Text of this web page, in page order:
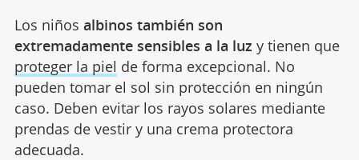
Los niños albinos también son
extremadamente sensibles a la luz y tienen que
proteger la piel de forma excepcional. No
pueden tomar el sol sin protección en ningún
caso. Deben evitar los rayos solares mediante
prendas de vestir y una crema protectora
adecuada.